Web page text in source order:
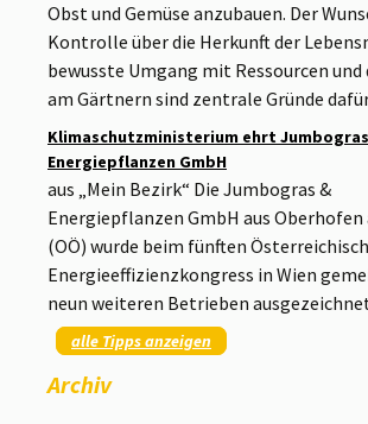
Obst und Gemüse anzubauen. Der
Kontrolle über die Herkunft der
bewusste Umgang mit Ressourcen und
am Gärtnern sind zentrale Gründe
Klimaschutzministerium ehrt
Energiepflanzen GmbH
aus „Mein Bezirk“ Die Jumbogras &
Energiepflanzen GmbH aus Oberhofen
(OÖ) wurde beim fünften
Energieeffizienzkongress in Wien
neun weiteren Betrieben
alle Tipps anzeigen
Archiv